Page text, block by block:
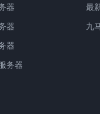
器
器
器
务器
最
九